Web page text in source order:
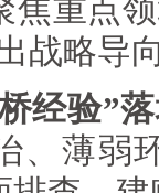
焦重点
战略导
经验”
、薄弱